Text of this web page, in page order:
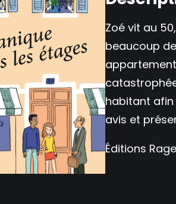
Zoé vit au
beaucoup
habitant afin
avis et
Éditions